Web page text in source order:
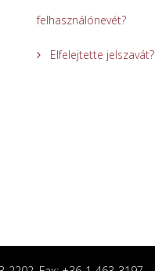
felhasználónevét?
Elfelejtette jelszavát?